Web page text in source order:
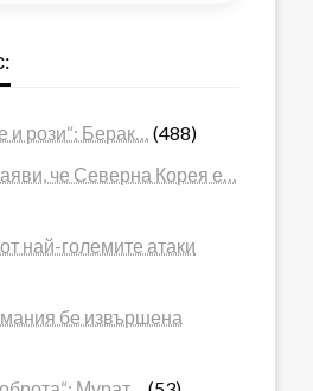
и рози“: Берак…
(488)
че Северна Корея е…
най-големите атаки
бе извършена